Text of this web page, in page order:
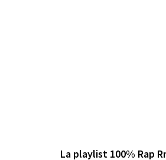
La playlist 100% Rap